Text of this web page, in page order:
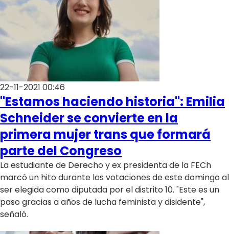
22-11-2021 00:46
"Estamos haciendo historia": Emilia
Schneider se convierte en la
primera mujer trans que formará
parte del Congreso
La estudiante de Derecho y ex presidenta de la FECh
marcó un hito durante las votaciones de este domingo al
ser elegida como diputada por el distrito 10. "Este es un
paso gracias a años de lucha feminista y disidente",
señaló.